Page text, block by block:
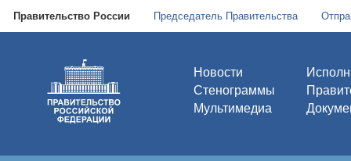
Правительство России Председатель Правительства
Новости
Стенограммы
Мультимедиа